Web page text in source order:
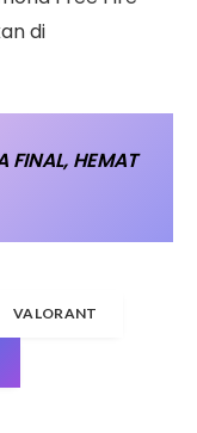
di
FINAL, HEMAT
VALORANT